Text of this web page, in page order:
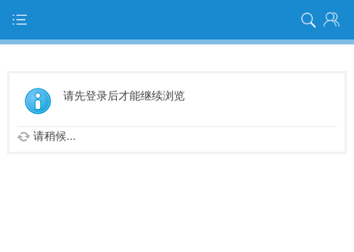
请先登录后才能继续浏览
请稍候...